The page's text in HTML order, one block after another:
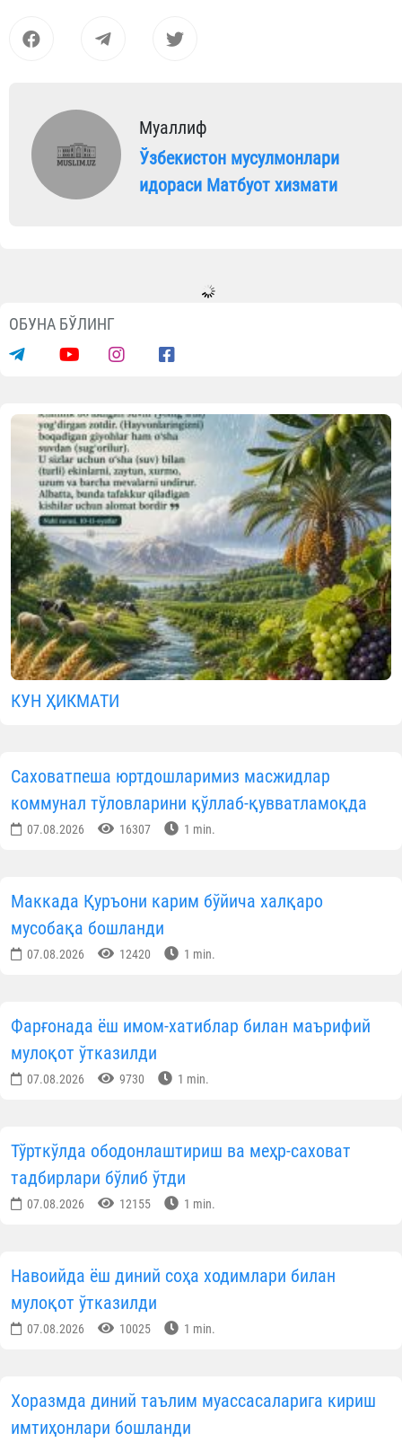
Муаллиф
Ўзбекистон мусулмонлари
идораси Матбуот хизмати
ОБУНА БЎЛИНГ
КУН ҲИКМАТИ
Саховатпеша юртдошларимиз масжидлар
коммунал тўловларини қўллаб-қувватламоқда
07.08.2026 16307 1 min.
Маккада Қуръони карим бўйича халқаро
мусобақа бошланди
07.08.2026 12420 1 min.
Фарғонада ёш имом-хатиблар билан маърифий
мулоқот ўтказилди
07.08.2026 9730 1 min.
Тўрткўлда ободонлаштириш ва меҳр-саховат
тадбирлари бўлиб ўтди
07.08.2026 12155 1 min.
Навоийда ёш диний соҳа ходимлари билан
мулоқот ўтказилди
07.08.2026 10025 1 min.
Хоразмда диний таълим муассасаларига кириш
имтиҳонлари бошланди